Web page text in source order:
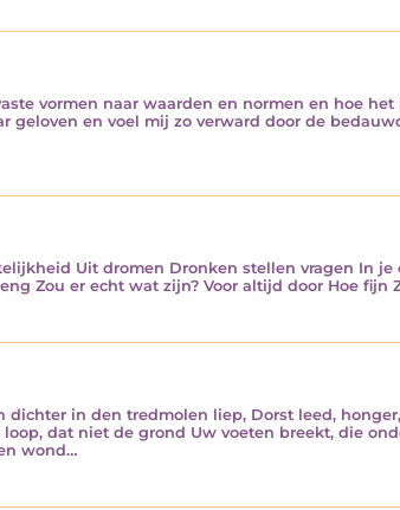
vormen naar waarden en normen en hoe
en voel mij zo verward door de
Uit dromen Dronken stellen vragen In
Zou er echt wat zijn? Voor altijd door Hoe fijn
in den tredmolen liep, Dorst leed,
dat niet de grond Uw voeten breekt, die
wond…